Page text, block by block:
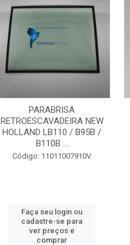
PARABRISA
RETROESCAVADEIRA NEW
HOLLAND LB110 / B95B /
B110B ...
Código: 11011007910V
Faça seu login ou
cadastre-se para
ver preços e
comprar